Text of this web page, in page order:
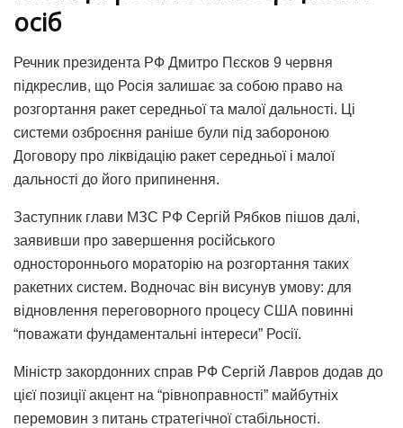
осіб
Речник президента РФ Дмитро Пєсков 9 червня
підкреслив, що Росія залишає за собою право на
розгортання ракет середньої та малої дальності. Ці
системи озброєння раніше були під забороною
Договору про ліквідацію ракет середньої і малої
дальності до його припинення.
Заступник глави МЗС РФ Сергій Рябков пішов далі,
заявивши про завершення російського
одностороннього мораторію на розгортання таких
ракетних систем. Водночас він висунув умову: для
відновлення переговорного процесу США повинні
“поважати фундаментальні інтереси” Росії.
Міністр закордонних справ РФ Сергій Лавров додав до
цієї позиції акцент на “рівноправності” майбутніх
перемовин з питань стратегічної стабільності.